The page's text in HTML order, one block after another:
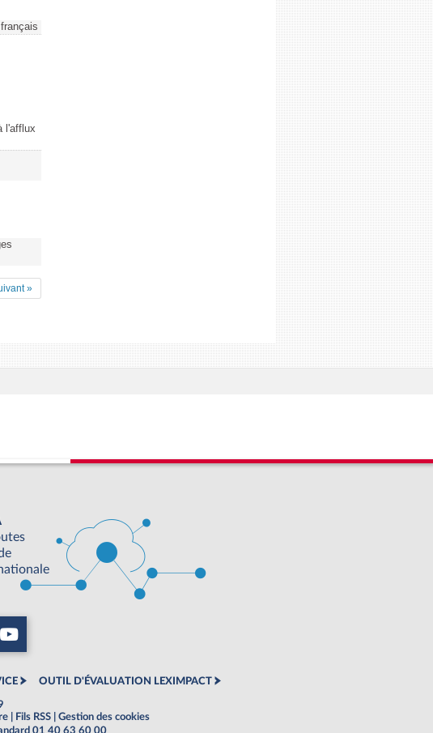
l'afflux
»
OUTIL D'ÉVALUATION LEXIMPACT
Fils RSS
Gestion des cookies
01 40 63 60 00